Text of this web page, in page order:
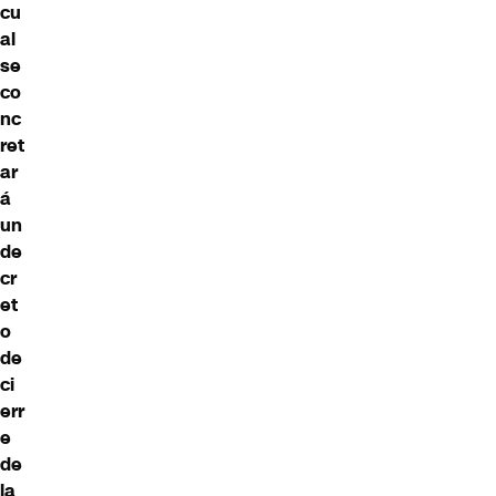
cu
al
se
co
nc
ret
ar
á
un
de
cr
et
o
de
ci
err
e
de
la